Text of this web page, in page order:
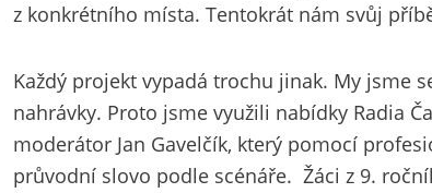
z konkrétního místa. Tentokrát nám svůj
Každý projekt vypadá trochu jinak. My jsme
nahrávky. Proto jsme využili nabídky Radia
moderátor Jan Gavelčík, který pomocí
průvodní slovo podle scénáře. Žáci z 9.